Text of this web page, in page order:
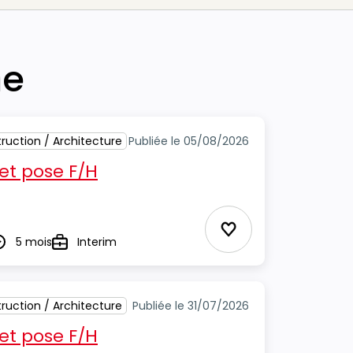
/ Architecture Publiée le 05/08/2026
pose F/H
5 moisTypeInterim Ajouter aux
/ Architecture Publiée le 31/07/2026
pose F/H